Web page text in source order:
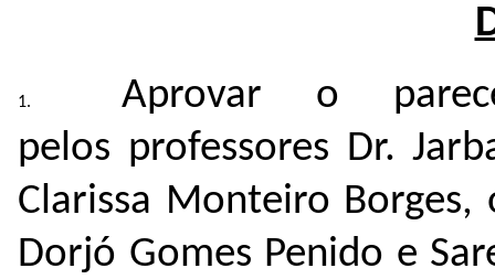
Aprovar o
pelos professores Dr.
Clarissa Monteiro
Dorjó Gomes Penido e